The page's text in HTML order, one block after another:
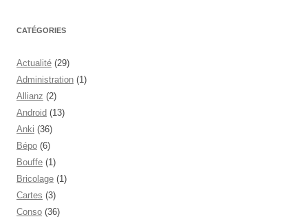
CATÉGORIES
Actualité (29)
Administration (1)
Allianz (2)
Android (13)
Anki (36)
Bépo (6)
Bouffe (1)
Bricolage (1)
Cartes (3)
Conso (36)